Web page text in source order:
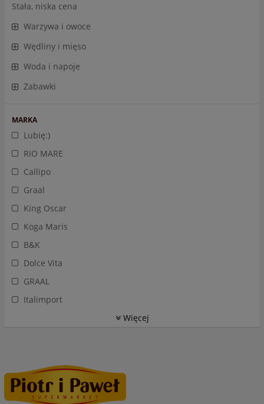
Stała, niska cena
Warzywa i owoce
Wędliny i mięso
Woda i napoje
Zabawki
MARKA
Lubię:)
RIO MARE
Callipo
Graal
King Oscar
Koga Maris
B&K
Dolce Vita
GRAAL
Italimport
Więcej